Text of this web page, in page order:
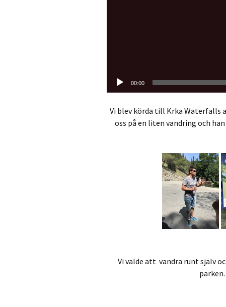
00:00
Vi blev körda till Krka Waterfalls
oss på en liten vandring och
Vi valde att vandra runt själv